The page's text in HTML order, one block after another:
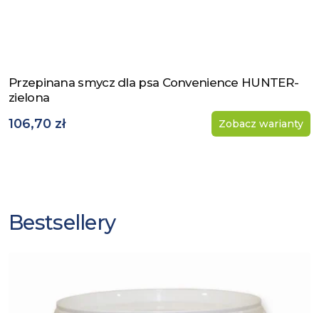
Zobacz produkt
Przepinana smycz dla psa Convenience HUNTER-
zielona
106,70 zł Zobacz warianty
Bestsellery